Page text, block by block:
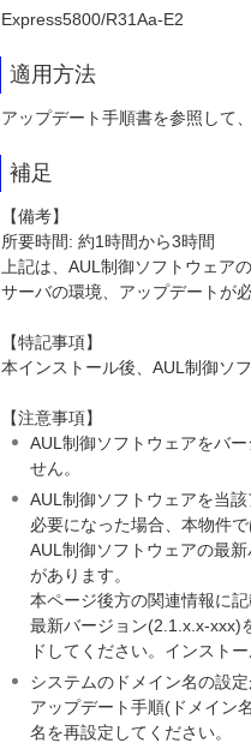
Express5800/R31Aa-E2
適用方法
アップデート手順書を参照して
補足
【備考】
所要時間: 約1時間から3時間
上記は、AUL制御ソフトウェア
サーバの環境、アップデートが
【特記事項】
本インストール後、AUL制御ソ
【注意事項】
AUL制御ソフトウェアをバ
せん。
AUL制御ソフトウェアを当
必要になった場合、本物件
AUL制御ソフトウェアの最
があります。
本ページ後方の関連情報に
最新バージョン(2.1.x.x-xxx)
ドしてください。インスト
システムのドメイン名の設
アップデート手順(ドメイン
名を再設定してください。